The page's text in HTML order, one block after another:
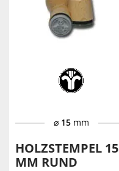
⌀ 15 mm
HOLZSTEMPEL 15
MM RUND